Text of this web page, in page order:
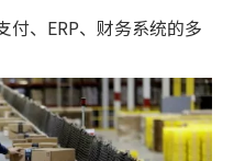
付、ERP、财务系统的多